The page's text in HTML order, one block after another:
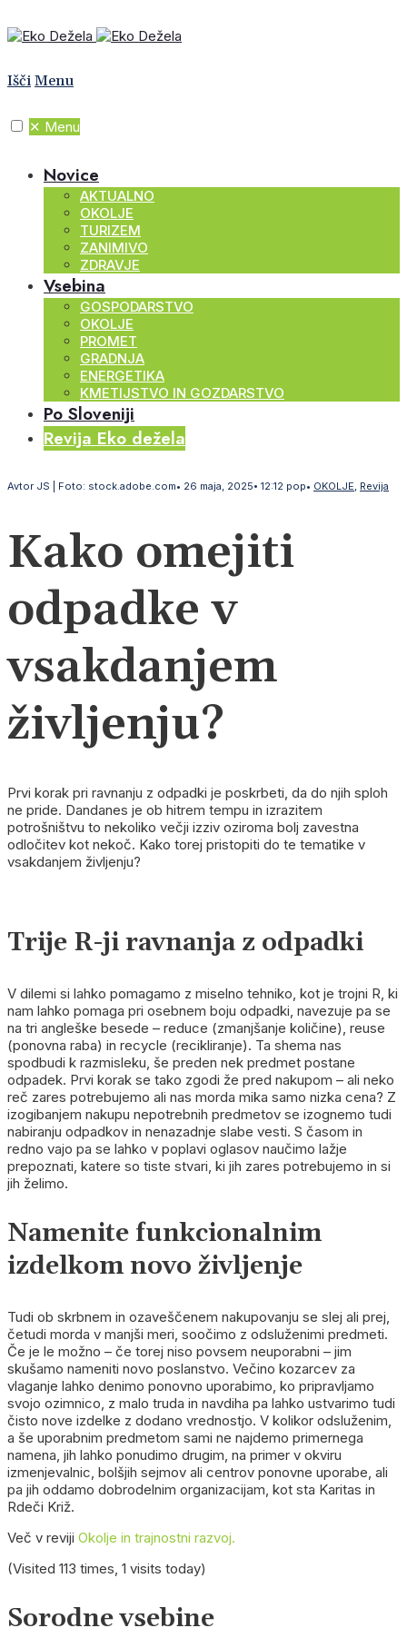
Išči Menu
✕ Menu
Novice
AKTUALNO
OKOLJE
TURIZEM
ZANIMIVO
ZDRAVJE
Vsebina
GOSPODARSTVO
OKOLJE
PROMET
GRADNJA
ENERGETIKA
KMETIJSTVO IN GOZDARSTVO
Po Sloveniji
Revija Eko dežela
Avtor JS | Foto: stock.adobe.com• 26 maja, 2025• 12:12 pop• OKOLJE, Revija
Kako omejiti
odpadke v
vsakdanjem
življenju?
Prvi korak pri ravnanju z odpadki je poskrbeti, da do njih sploh
ne pride. Dandanes je ob hitrem tempu in izrazitem
potrošništvu to nekoliko večji izziv oziroma bolj zavestna
odločitev kot nekoč. Kako torej pristopiti do te tematike v
vsakdanjem življenju?
Trije R-ji ravnanja z odpadki
V dilemi si lahko pomagamo z miselno tehniko, kot je trojni R, ki
nam lahko pomaga pri osebnem boju odpadki, navezuje pa se
na tri angleške besede – reduce (zmanjšanje količine), reuse
(ponovna raba) in recycle (recikliranje). Ta shema nas
spodbudi k razmisleku, še preden nek predmet postane
odpadek. Prvi korak se tako zgodi že pred nakupom – ali neko
reč zares potrebujemo ali nas morda mika samo nizka cena? Z
izogibanjem nakupu nepotrebnih predmetov se izognemo tudi
nabiranju odpadkov in nenazadnje slabe vesti. S časom in
redno vajo pa se lahko v poplavi oglasov naučimo lažje
prepoznati, katere so tiste stvari, ki jih zares potrebujemo in si
jih želimo.
Namenite funkcionalnim
izdelkom novo življenje
Tudi ob skrbnem in ozaveščenem nakupovanju se slej ali prej,
četudi morda v manjši meri, soočimo z odsluženimi predmeti.
Če je le možno – če torej niso povsem neuporabni – jim
skušamo nameniti novo poslanstvo. Večino kozarcev za
vlaganje lahko denimo ponovno uporabimo, ko pripravljamo
svojo ozimnico, z malo truda in navdiha pa lahko ustvarimo tudi
čisto nove izdelke z dodano vrednostjo. V kolikor odsluženim,
a še uporabnim predmetom sami ne najdemo primernega
namena, jih lahko ponudimo drugim, na primer v okviru
izmenjevalnic, bolšjih sejmov ali centrov ponovne uporabe, ali
pa jih oddamo dobrodelnim organizacijam, kot sta Karitas in
Rdeči Križ.
Več v reviji Okolje in trajnostni razvoj.
(Visited 113 times, 1 visits today)
Sorodne vsebine